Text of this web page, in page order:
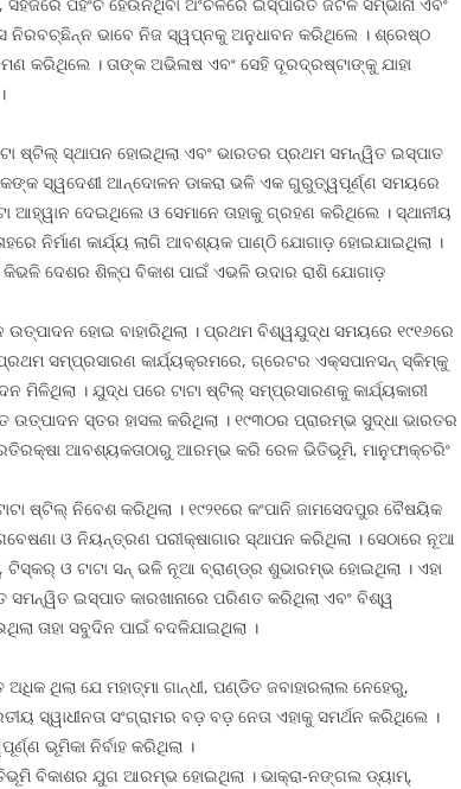
ଭାବେ ନିଜ ସ୍ୱପ୍ନକୁ ଅନୁଧାବନ କରିଥିଲେ । ଶ୍ରେଷ୍ଠ
କରିଥିଲେ । ତାଙ୍କ ଅଭିଳାଷ ଏବଂ ସେହି ଦୂରଦ୍ରଷ୍ଟାଙ୍କୁ ଯାହା
ଷ୍ଟିଲ୍ ସ୍ଥାପନ ହୋଇଥିଲା ଏବଂ ଭାରତର ପ୍ରଥମ ସମନ୍ୱିତ ଇସ୍ପାତ
ସ୍ୱଦେଶୀ ଆନ୍ଦୋଳନ ଡାକରା ଭଳି ଏକ ଗୁରୁତ୍ୱପୂର୍ଣ୍ଣ ସମୟରେ
ଆହ୍ୱାନ ଦେଇଥିଲେ ଓ ସେମାନେ ତାହାକୁ ଗ୍ରହଣ କରିଥିଲେ । ସ୍ଥାନୀୟ
ନିର୍ମାଣ କାର୍ଯ୍ୟ ଲାଗି ଆବଶ୍ୟକ ପାଣ୍ଠି ଯୋଗାଡ଼ ହୋଇଯାଇଥିଲା ।
କିଭଳି ଦେଶର ଶିଳ୍ପ ବିକାଶ ପାଇଁ ଏଭଳି ଉଦାର ରାଶି ଯୋଗାଡ଼
ଉତ୍ପାଦନ ହୋଇ ବାହାରିଥିଲା । ପ୍ରଥମ ବିଶ୍ୱଯୁଦ୍ଧ ସମୟରେ ୧୯୧୬ରେ
ସମ୍ପ୍ରସାରଣ କାର୍ଯ୍ୟକ୍ରମରେ, ଗ୍ରେଟର ଏକ୍ସପାନସନ୍ ସ୍କିମ୍‌କୁ
ମିଳିଥିଲା । ଯୁଦ୍ଧ ପରେ ଟାଟା ଷ୍ଟିଲ୍ ସମ୍ପ୍ରସାରଣକୁ କାର୍ଯ୍ୟକାରୀ
ସ୍ତର ହାସଲ କରିଥିଲା । ୧୯୩୦ର ପ୍ରାରମ୍ଭ ସୁଦ୍ଧା ଭାରତର
ଆବଶ୍ୟକତାଠାରୁ ଆରମ୍ଭ କରି ରେଳ ଭିତିଭୂମି, ମାନୁଫାକ୍‌ଚରିଂ
ଷ୍ଟିଲ୍ ନିବେଶ କରିଥିଲା । ୧୯୨୧ରେ କଂପାନି ଜାମସେଦପୁର ବୈଷୟିକ
ଓ ନିୟନ୍ତ୍ରଣ ପରୀକ୍ଷାଗାର ସ୍ଥାପନ କରିଥିଲା । ସେଠାରେ ନୂଆ
ଓ ଟାଟା ସନ୍ ଭଳି ନୂଆ ବ୍ରାଣ୍ଡ୍‌ର ଶୁଭାରମ୍ଭ ହୋଇଥିଲା । ଏହା
ସମନ୍ୱିତ ଇସ୍ପାତ କାରଖାନାରେ ପରିଣତ କରିଥିଲା ଏବଂ ବିଶ୍ୱ
ତାହା ସବୁଦିନ ପାଇଁ ବଦଳିଯାଇଥିଲା ।
ଥିଲା ଯେ ମହାତ୍ମା ଗାନ୍ଧୀ, ପଣ୍ଡିତ ଜବାହାରଲାଲ ନେହେରୁ,
ସ୍ୱାଧୀନତା ସଂଗ୍ରାମର ବଡ଼ ବଡ଼ ନେତା ଏହାକୁ ସମର୍ଥନ କରିଥିଲେ ।
ଭୂମିକା ନିର୍ବାହ କରିଥିଲା ।
ବିକାଶର ଯୁଗ ଆରମ୍ଭ ହୋଇଥିଲା । ଭାକ୍ରା-ନଙ୍ଗଲ ଡ୍ୟାମ୍‌,